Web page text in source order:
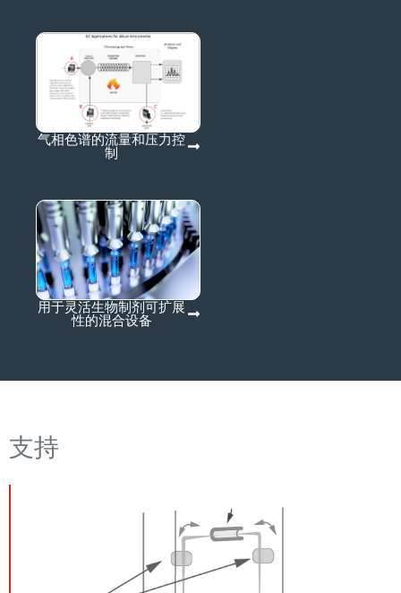
气相色谱的流量和压力控
制
用于灵活生物制剂可扩展
性的混合设备
支持